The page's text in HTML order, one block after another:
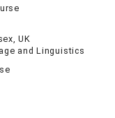
UK
and Linguistics